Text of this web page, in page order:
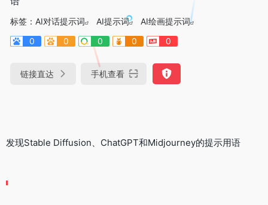
标签： AI对话提示词 AI提示词
AI绘画提示词
0
0 0 0 0
链接直达 手机查看
发现Stable Diffusion、ChatGPT和Midjourney的提示用语